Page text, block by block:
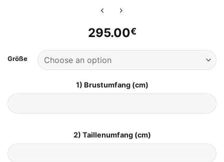
295.00€
Größe
1) Brustumfang (cm)
2) Taillenumfang (cm)